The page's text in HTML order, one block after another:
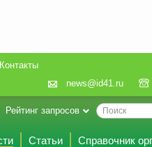
Контакты
news@id41.ru
Рейтинг запросов
Статьи
Справочник